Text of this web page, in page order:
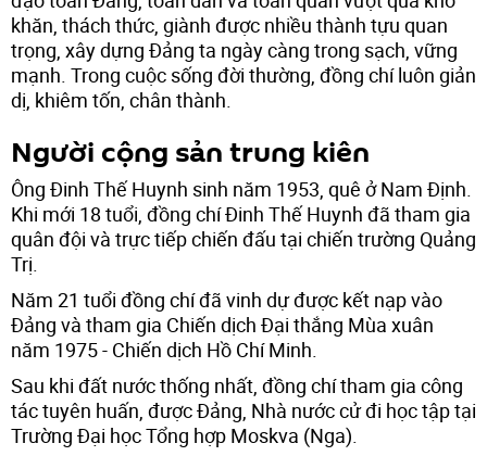
khăn, thách thức, giành được nhiều thành tựu quan
trọng, xây dựng Đảng ta ngày càng trong sạch, vững
mạnh. Trong cuộc sống đời thường, đồng chí luôn giản
dị, khiêm tốn, chân thành.
Người cộng sản trung kiên
Ông Đinh Thế Huynh sinh năm 1953, quê ở Nam Định.
Khi mới 18 tuổi, đồng chí Đinh Thế Huynh đã tham gia
quân đội và trực tiếp chiến đấu tại chiến trường Quảng
Trị.
Năm 21 tuổi đồng chí đã vinh dự được kết nạp vào
Đảng và tham gia Chiến dịch Đại thắng Mùa xuân
năm 1975 - Chiến dịch Hồ Chí Minh.
Sau khi đất nước thống nhất, đồng chí tham gia công
tác tuyên huấn, được Đảng, Nhà nước cử đi học tập tại
Trường Đại học Tổng hợp Moskva (Nga).